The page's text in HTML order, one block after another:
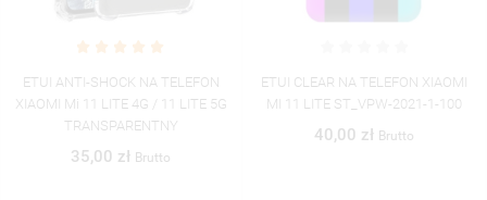
ETUI ANTI-SHOCK NA TELEFON
XIAOMI Mi 11 LITE 4G / 11 LITE 5G
TRANSPARENTNY
35,00 zł Brutto
ETUI CLEAR NA TELEFON XIAOMI
MI 11 LITE ST_VPW-2021-1-100
40,00 zł Brutto